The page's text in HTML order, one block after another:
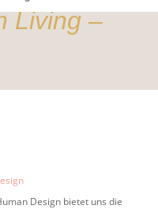
Living –
Design bietet uns die